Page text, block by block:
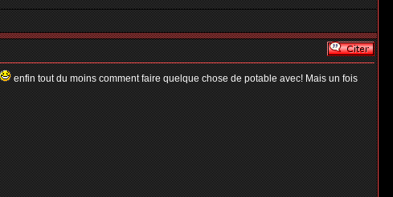
enfin tout du moins comment faire quelque chose de potable avec! Mais un fois